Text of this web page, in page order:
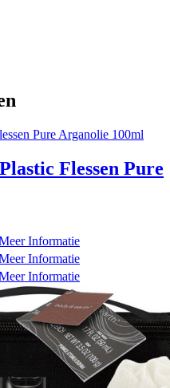
Flessen Pure
Informatie
Informatie
Informatie